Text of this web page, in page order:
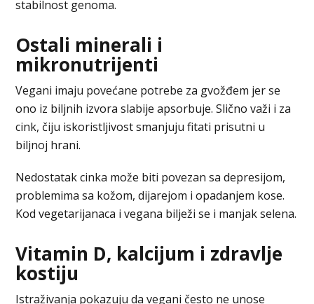
stabilnost genoma.
Ostali minerali i
mikronutrijenti
Vegani imaju povećane potrebe za gvožđem jer se
ono iz biljnih izvora slabije apsorbuje. Slično važi i za
cink, čiju iskoristljivost smanjuju fitati prisutni u
biljnoj hrani.
Nedostatak cinka može biti povezan sa depresijom,
problemima sa kožom, dijarejom i opadanjem kose.
Kod vegetarijanaca i vegana bilježi se i manjak selena.
Vitamin D, kalcijum i zdravlje
kostiju
Istraživanja pokazuju da vegani često ne unose